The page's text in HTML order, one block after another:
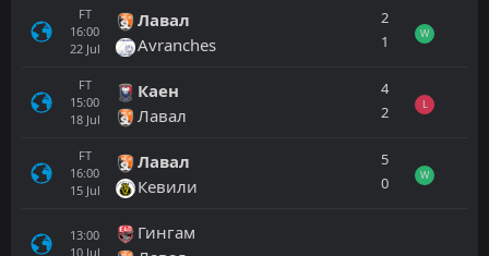
FT
16:00
22 Jul
Лавал
Avranches
2
1
W
FT
15:00
18 Jul
Каен
Лавал
4
2
L
FT
16:00
15 Jul
Лавал
Кевили
5
0
W
13:00
10 Jul
Гингам